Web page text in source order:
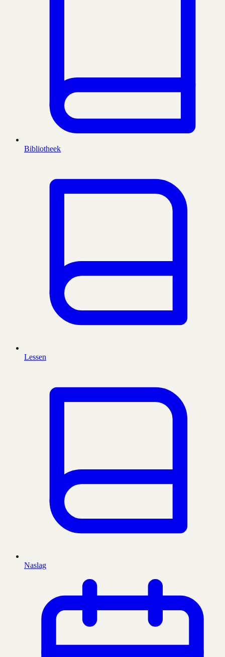
Bibliotheek
Lessen
Naslag